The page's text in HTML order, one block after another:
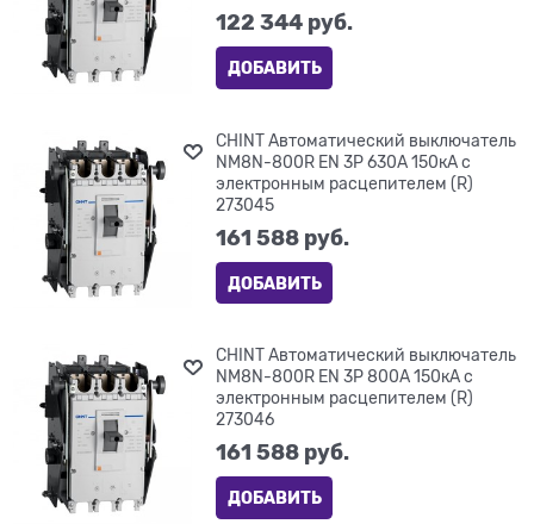
122 344 руб.
ДОБАВИТЬ
CHINT Автоматический выключатель
NM8N-800R EN 3P 630А 150кА с
электронным расцепителем (R)
273045
161 588 руб.
ДОБАВИТЬ
CHINT Автоматический выключатель
NM8N-800R EN 3P 800А 150кА с
электронным расцепителем (R)
273046
161 588 руб.
ДОБАВИТЬ